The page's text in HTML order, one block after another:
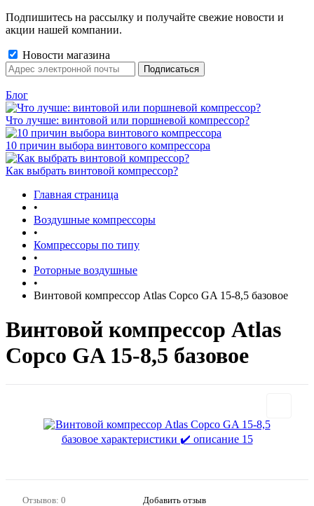
Подпишитесь на рассылку и получайте свежие новости и
акции нашей компании.
Новости магазина
Блог
Что лучше: винтовой или поршневой компрессор?
10 причин выбора винтового компрессора
Как выбрать винтовой компрессор?
Главная страница
•
Воздушные компрессоры
•
Компрессоры по типу
•
Роторные воздушные
•
Винтовой компрессор Atlas Copco GA 15-8,5 базовое
Винтовой компрессор Atlas
Copco GA 15-8,5 базовое
Отзывов: 0 Добавить отзыв